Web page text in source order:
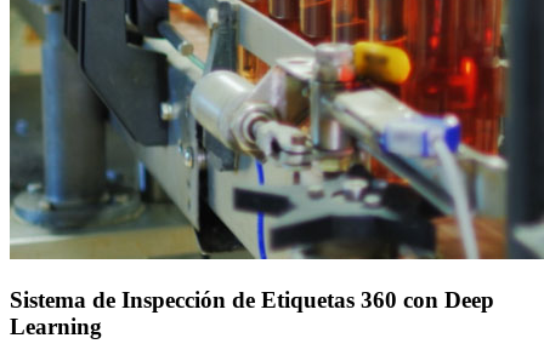
Sistema de Inspección de Etiquetas 360 con Deep
Learning